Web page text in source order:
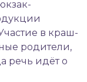
в краш-
родители,
речь идёт о